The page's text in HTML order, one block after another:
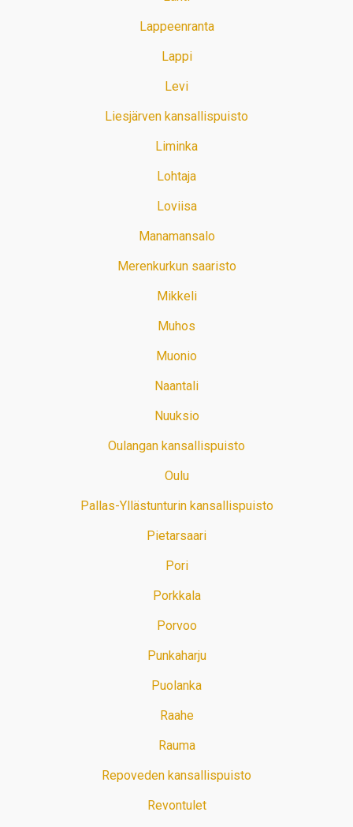
Lappeenranta
Lappi
Levi
Liesjärven kansallispuisto
Liminka
Lohtaja
Loviisa
Manamansalo
Merenkurkun saaristo
Mikkeli
Muhos
Muonio
Naantali
Nuuksio
Oulangan kansallispuisto
Oulu
Pallas-Yllästunturin kansallispuisto
Pietarsaari
Pori
Porkkala
Porvoo
Punkaharju
Puolanka
Raahe
Rauma
Repoveden kansallispuisto
Revontulet